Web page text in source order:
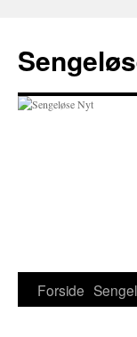
indhold
Forside